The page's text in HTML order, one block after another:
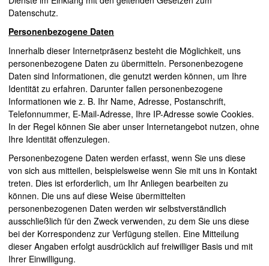
Datenschutz.
Personenbezogene Daten
Innerhalb dieser Internetpräsenz besteht die Möglichkeit, uns
personenbezogene Daten zu übermitteln. Personenbezogene
Daten sind Informationen, die genutzt werden können, um Ihre
Identität zu erfahren. Darunter fallen personenbezogene
Informationen wie z. B. Ihr Name, Adresse, Postanschrift,
Telefonnummer, E-Mail-Adresse, Ihre IP-Adresse sowie Cookies.
In der Regel können Sie aber unser Internetangebot nutzen, ohne
Ihre Identität offenzulegen.
Personenbezogene Daten werden erfasst, wenn Sie uns diese
von sich aus mitteilen, beispielsweise wenn Sie mit uns in Kontakt
treten. Dies ist erforderlich, um Ihr Anliegen bearbeiten zu
können. Die uns auf diese Weise übermittelten
personenbezogenen Daten werden wir selbstverständlich
ausschließlich für den Zweck verwenden, zu dem Sie uns diese
bei der Korrespondenz zur Verfügung stellen. Eine Mitteilung
dieser Angaben erfolgt ausdrücklich auf freiwilliger Basis und mit
Ihrer Einwilligung.